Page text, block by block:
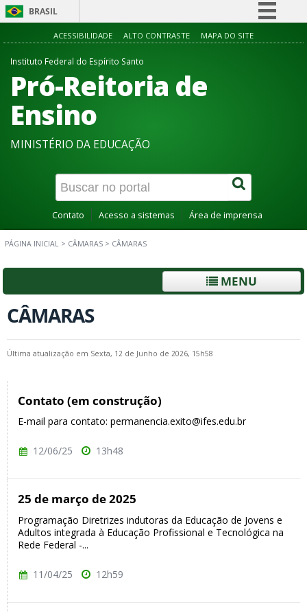
BRASIL
Simplifique!
Acesso à informação
ACESSIBILIDADE ALTO CONTRASTE MAPA DO SITE
Instituto Federal do Espírito Santo
Pró-Reitoria de
Ensino
MINISTÉRIO DA EDUCAÇÃO
Contato Acesso a sistemas Área de imprensa
PÁGINA INICIAL > CÂMARAS > CÂMARAS
MENU
CÂMARAS
Última atualização em Sexta, 12 de Junho de 2026, 15h58
Contato (em construção)
E-mail para contato: permanencia.exito@ifes.edu.br
12/06/25 13h48
25 de março de 2025
Programação Diretrizes indutoras da Educação de Jovens e
Adultos integrada à Educação Profissional e Tecnológica na
Rede Federal -...
11/04/25 12h59